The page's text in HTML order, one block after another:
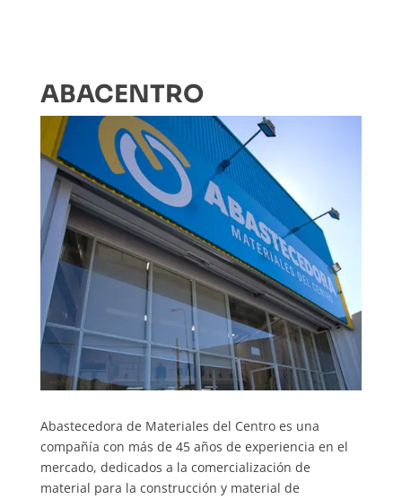
ABACENTRO
Abastecedora de Materiales del Centro es una
compañía con más de 45 años de experiencia en el
mercado, dedicados a la comercialización de
material para la construcción y material de